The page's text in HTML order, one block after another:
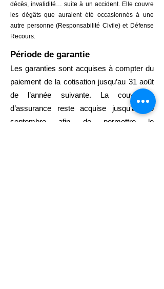
décès, invalidité… suite à un accident. Elle couvre
les dégâts que auraient été occasionnés à une
autre personne (Responsabilité Civile) et Défense
Recours.
Période de garantie
Les garanties sont acquises à compter du
paiement de la cotisation jusqu’au 31 août
de l’année suivante. La couverture
d’assurance reste acquise jusqu’au 30
septembre afin de permettre le